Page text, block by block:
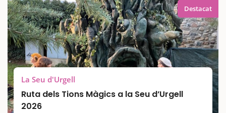
La Seu d'Urgell
Ruta dels Tions Màgics a la Seu d’Urgell
2026
Destacat